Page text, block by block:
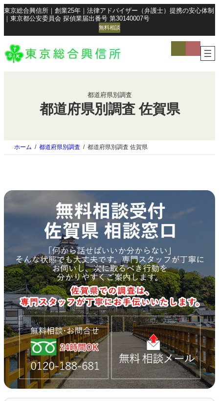
東京総合興信所｜創業25年｜法律アドバイザー（弁護士）提携の安心体制
｜東京都公安委員会 探偵業届出番号 第30140007号
無料相談
コ
コ
都道府県別調査
都道府県別調査 佐賀県
ホーム 都道府県別調査 都道府県別調査 佐賀県